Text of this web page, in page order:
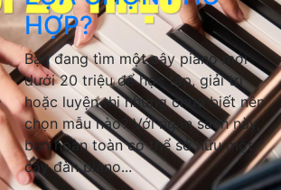
HỢP?
Bạn đang tìm một cây piano mới
dưới 20 triệu để học tập, giải trí
hoặc luyện thi nhưng chưa biết nên
chọn mẫu nào? Với ngân sách này,
bạn hoàn toàn có thể sở hữu một
cây đàn piano...